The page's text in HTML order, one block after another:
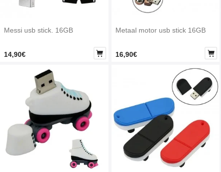
Messi usb stick. 16GB
14,90€ 
Metaal motor usb stick 16GB
16,90€ 